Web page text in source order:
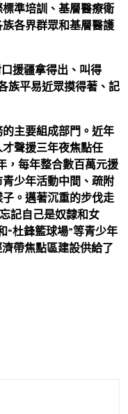
準培訓、基層醫療衛
各界群眾和基層醫護
援疆拿得出、叫得
族平易近眾摸得著、記
主要組成部門。近年
聲援三年夜焦點任
，每年整合數百萬元援
少年活動中間、疏附
。邁著沉重的步伐走
記自己是奴隸和女
“杜鋒籃球場”等青少年
帶焦點區建設供給了